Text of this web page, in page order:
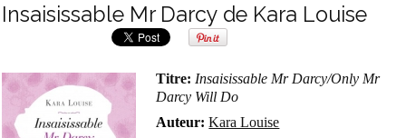
Insaisissable Mr Darcy de Kara Louise
Titre: Insaisissable Mr Darcy/Only Mr
Darcy Will Do
Auteur:Kara Louise